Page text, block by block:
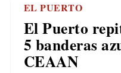
EL PUERTO
El Puerto
5 banderas
CEAAN